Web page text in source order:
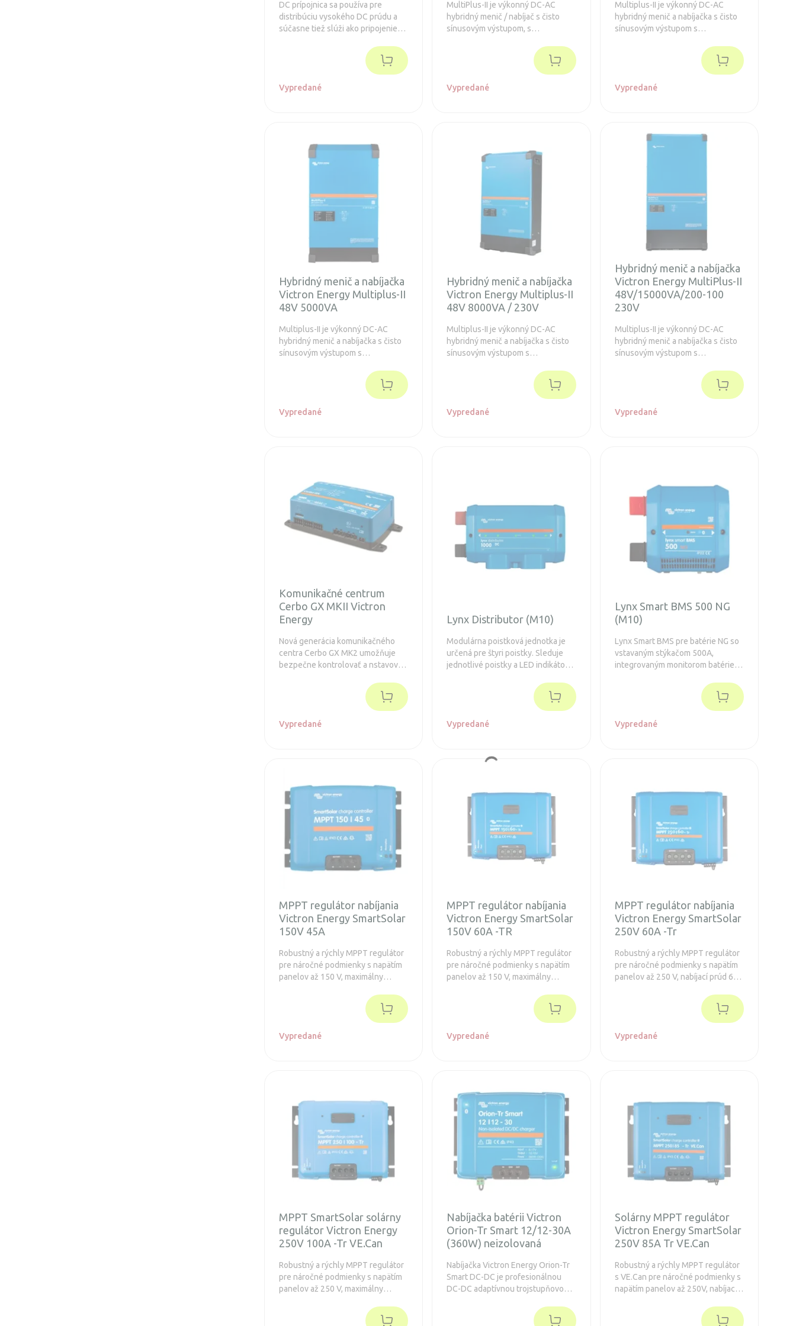
DC prípojnica sa používa pre
distribúciu vysokého DC prúdu a
súčasne tiež slúži ako pripojenie
Vypredané
MultiPlus-II je výkonný DC-AC
hybridný menič / nabíjač s čisto
sínusovým výstupom, s
nabíjačkou batérií a ultra rýchlym
transferovým prepínačom zdroja
napájania (batérie / externý AC
zdroj).
Vypredané
Multiplus-II je výkonný DC-AC
hybridný menič a nabíjačka s čisto
sínusovým výstupom s
nabíjačkou batérií a ultra rýchlym
transferovým prepínačom zdroja
Vypredané
Hybridný menič a nabíjačka
Victron Energy Multiplus-II
48V 5000VA
Multiplus-II je výkonný DC-AC
hybridný menič a nabíjačka s čisto
sínusovým výstupom s
nabíjačkou batérií a ultra rýchlym
transferovým prepínačom zdroja
Vypredané
Hybridný menič a nabíjačka
Victron Energy Multiplus-II
48V 8000VA / 230V
Multiplus-II je výkonný DC-AC
hybridný menič a nabíjačka s čisto
sínusovým výstupom s
nabíjačkou batérií a ultra rýchlym
transferovým prepínačom zdroja
Vypredané
Hybridný menič a nabíjačka
Victron Energy MultiPlus-II
48V/15000VA/200-100
230V
Multiplus-II je výkonný DC-AC
hybridný menič a nabíjačka s čisto
sínusovým výstupom s
nabíjačkou batérií a ultra rýchlym
transferovým prepínačom zdroja
Vypredané
Komunikačné centrum
Cerbo GX MKII Victron
Energy
Nová generácia komunikačného
centra Cerbo GX MK2 umožňuje
bezpečne kontrolovať a nstavovať
maximalizuje jeho výkon.
Vypredané
Lynx Distributor (M10)
Modulárna poistková jednotka je
určená pre štyri poistky. Sleduje
jednotlivé poistky a LED indikátor
sú stave. Predĺžená záruka 5 rokov.
Vypredané
Lynx Smart BMS 500 NG
(M10)
Lynx Smart BMS pre batérie NG so
vstavaným stýkačom 500A,
integrovaným monitorom batérie,
Vypredané
MPPT regulátor nabíjania
Victron Energy SmartSolar
150V 45A
Robustný a rýchly MPPT regulátor
pre náročné podmienky s napätím
panelov až 150 V, maximálny
záruka 5 rokov. Navyše je
Vypredané
MPPT regulátor nabíjania
Victron Energy SmartSolar
150V 60A -TR
Robustný a rýchly MPPT regulátor
pre náročné podmienky s napätím
panelov až 150 V, maximálny
Vypredané
MPPT regulátor nabíjania
Victron Energy SmartSolar
250V 60A -Tr
Robustný a rýchly MPPT regulátor
pre náročné podmienky s napätím
panelov až 250 V, nabíjací prúd 60
860/1720/3440Wp. Integrovaný
Bluetooth a konektor pre zásuvný
Vypredané
MPPT SmartSolar solárny
regulátor Victron Energy
250V 100A -Tr VE.Can
Robustný a rýchly MPPT regulátor
pre náročné podmienky s napätím
panelov až 250 V, maximálny
Nabíjačka batérii Victron
Orion-Tr Smart 12/12-30A
(360W) neizolovaná
Nabíjačka Victron Energy Orion-Tr
Smart DC-DC je profesionálnou
DC-DC adaptívnou trojstupňovou
funkciou Bluetooth. Záruka 5
Solárny MPPT regulátor
Victron Energy SmartSolar
250V 85A Tr VE.Can
Robustný a rýchly MPPT regulátor
s VE.Can pre náročné podmienky s
napätím panelov až 250V, nabíjací